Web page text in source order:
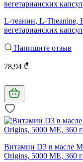
L-теанин, L-Theanine,
вегетарианских капсул
Напишите отзыв
78,94 ₾
Витамин D3 в масле
Origins, 5000 МЕ, 360